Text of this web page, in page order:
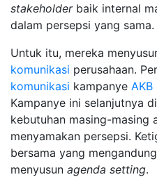
stakeholderbaik internal
dalam persepsi yang sama.
Untuk itu, mereka
komunikasi perusahaan.
komunikasi kampanye AKB
Kampanye ini selanjutnya
kebutuhan masing-masing
menyamakan persepsi.
bersama yang
menyusun agenda setting.